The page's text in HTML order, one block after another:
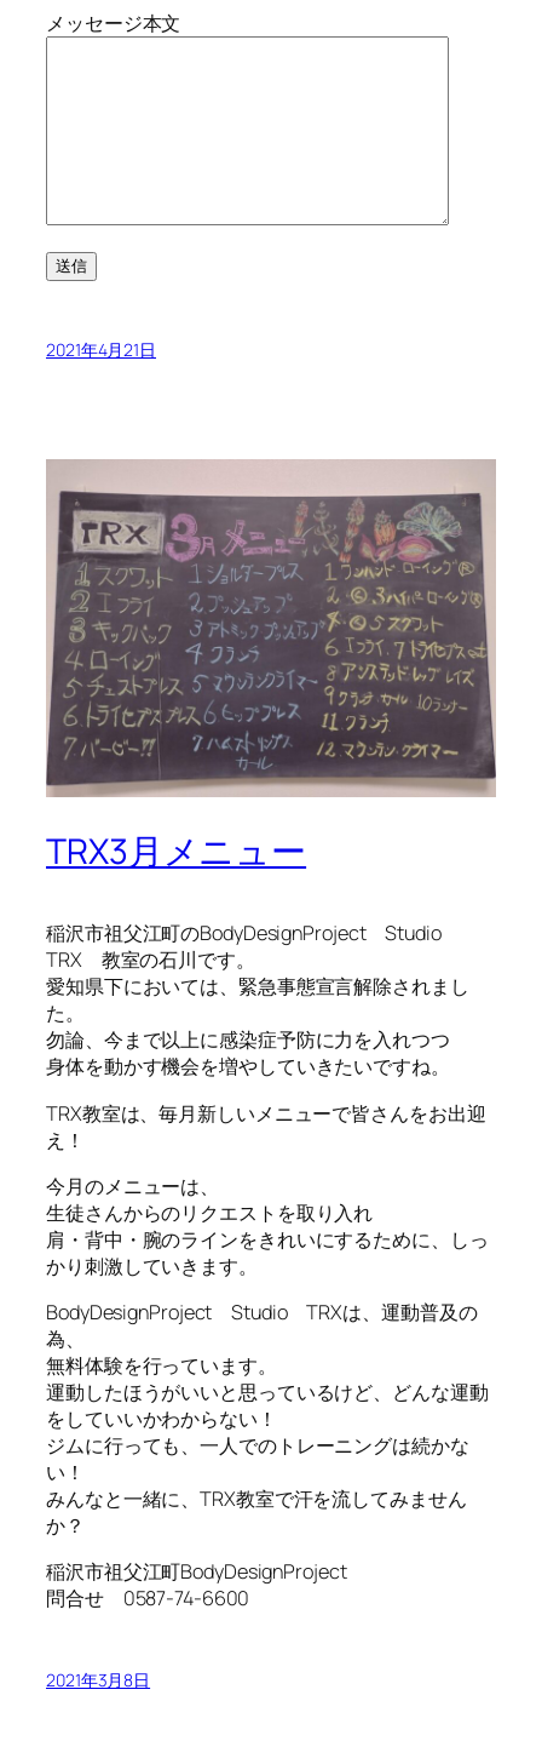
メッセージ本文
2021年4月21日
TRX3月メニュー
稲沢市祖父江町のBodyDesignProject Studio
TRX 教室の石川です。
愛知県下においては、緊急事態宣言解除されまし
た。
勿論、今まで以上に感染症予防に力を入れつつ
身体を動かす機会を増やしていきたいですね。
TRX教室は、毎月新しいメニューで皆さんをお出迎
え！
今月のメニューは、
生徒さんからのリクエストを取り入れ
肩・背中・腕のラインをきれいにするために、しっ
かり刺激していきます。
BodyDesignProject Studio TRXは、運動普及の
為、
無料体験を行っています。
運動したほうがいいと思っているけど、どんな運動
をしていいかわからない！
ジムに行っても、一人でのトレーニングは続かな
い！
みんなと一緒に、TRX教室で汗を流してみません
か？
稲沢市祖父江町BodyDesignProject
問合せ 0587-74-6600
2021年3月8日